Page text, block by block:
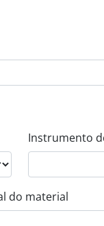
Instrumento
do material